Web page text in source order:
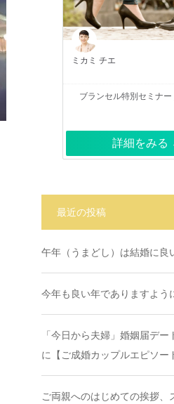
ミカミ チエ
ブランセル特別セミナ
詳細をみる
最近の投稿
午年（うまどし）は結婚に良
今年も良い年でありますよう
「今日から夫婦」婚姻届デー
に【ご成婚カップルエピソー
ご両親へのはじめての挨拶、